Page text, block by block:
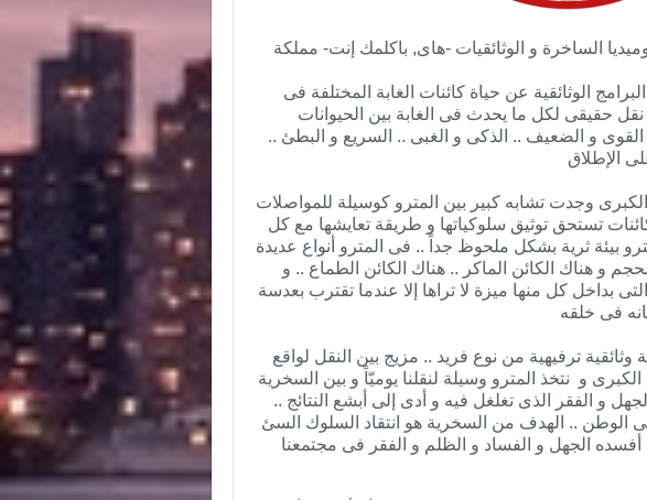
الساخرة و الوثائقيات -هاى, باكلمك إنت- مملكة
الوثائقية عن حياة كائنات الغابة المختلفة فى
نقل حقيقى لكل ما يحدث فى الغابة بين الحيوانات
القوى و الضعيف .. الذكى و الغبى .. السريع و البطئ ..
الإطلاق
وجدت تشابه كبير بين المترو كوسيلة للمواصلات
تستحق توثيق سلوكياتها و طريقة تعايشها مع كل
بيئة ثرية بشكل ملحوظ جداً .. فى المترو أنواع عديدة
و هناك الكائن الماكر .. هناك الكائن الطماع .. و
بداخل كل منها ميزة لا تراها إلا عندما تقترب بعدسة
فى خلقه
ترفيهية من نوع فريد .. مزيج بين النقل لواقع
و نتخذ المترو وسيلة لنقلنا يوميّاً و بين السخرية
و الفقر الذى تغلغل فيه و أدى إلى أبشع النتائج ..
الوطن .. الهدف من السخرية هو انتقاد السلوك السئ
أفسده الجهل و الفساد و الظلم و الفقر فى مجتمعنا